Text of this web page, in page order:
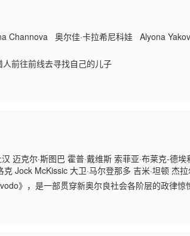
Channova 奥尔佳·卡拉希尼科娃 Alyona
前往前线去寻找自己的儿子
迈克尔·斯图巴 霍普·戴维斯 索菲亚·布莱克-德埃
克 Jock McKissic 大卫·马尔登那多 吉米·坦顿 杰
夫 艾米·兰德克 布兰登·斯特西 拉马尔·约翰逊
肯斯 小本杰明·弗洛雷斯 托尼亚·马尔多纳多 玛格·
谭布 洛莱
》，是一部贯穿新奥尔良社会各阶层的政律惊
场充满欺骗与谎言的肇事逃逸案。